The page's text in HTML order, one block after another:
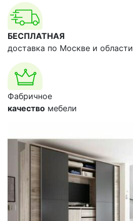
БЕСПЛАТНАЯ
доставка по Москве и области
Фабричное
качество мебели